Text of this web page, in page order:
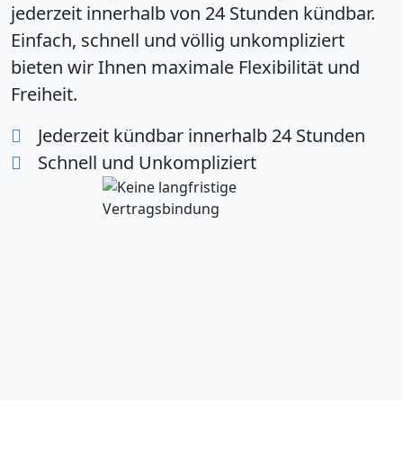
jederzeit innerhalb von 24 Stunden kündbar.
Einfach, schnell und völlig unkompliziert
bieten wir Ihnen maximale Flexibilität und
Freiheit.
Jederzeit kündbar innerhalb 24 Stunden
Schnell und Unkompliziert